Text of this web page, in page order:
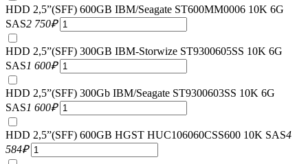
HDD 2,5”(SFF) 600GB IBM/Seagate ST600MM0006 10K 6G
SAS2 750₽
HDD 2,5”(SFF) 300GB IBM-Storwize ST9300605SS 10K 6G
SAS1 600₽
HDD 2,5”(SFF) 300Gb IBM/Seagate ST9300603SS 10K 6G
SAS1 600₽
HDD 2,5”(SFF) 600GB HGST HUC106060CSS600 10K SAS4
584₽